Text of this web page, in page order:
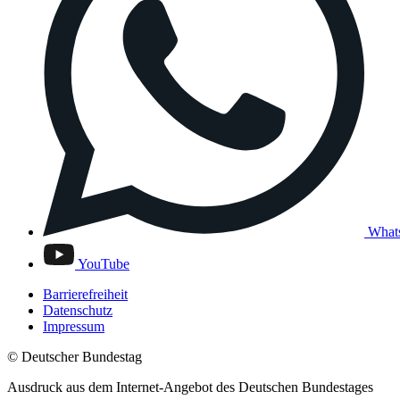
YouTube
Barrierefreiheit
Datenschutz
Impressum
© Deutscher Bundestag
Ausdruck aus dem Internet-Angebot des Deutschen Bundestages